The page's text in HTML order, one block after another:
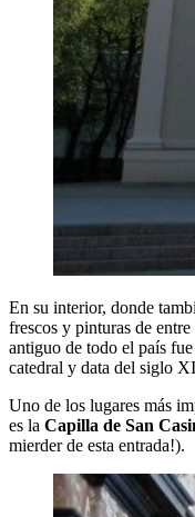
En su interior, donde
frescos y pinturas de
antiguo de todo el país
catedral y data del siglo
Uno de los lugares más
es la Capilla de San
mierder de esta entrada!).